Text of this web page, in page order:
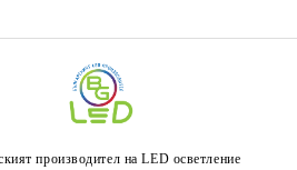
производител на LED осветление